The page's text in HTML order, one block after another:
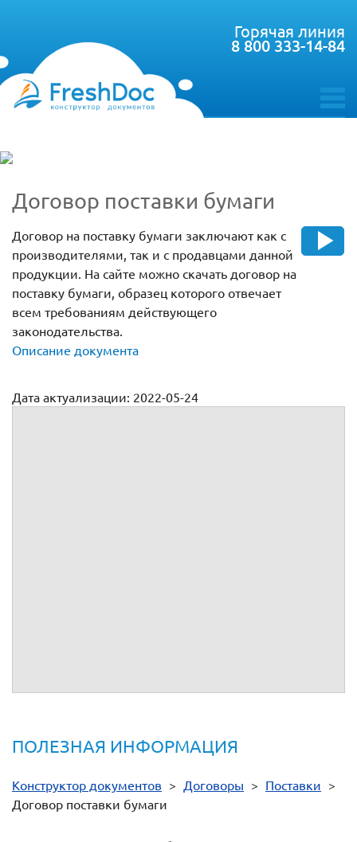
toggle
Горячая линия
8 800 333-14-84
Договор поставки бумаги
Договор на поставку бумаги заключают как с
производителями, так и с продавцами данной
продукции. На сайте можно скачать договор на
поставку бумаги, образец которого отвечает
всем требованиям действующего
законодательства.
Описание документа
Дата актуализации: 2022-05-24
ПОЛЕЗНАЯ ИНФОРМАЦИЯ
Конструктор документов > Договоры > Поставки >
Договор поставки бумаги